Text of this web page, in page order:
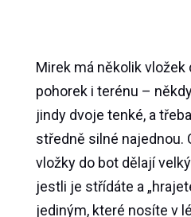
Mirek má několik vložek
pohorek i terénu –
jindy dvoje tenké, a
středně silné najednou.
vložky do bot dělají
jestli je střídáte a
jediným, které nosíte v